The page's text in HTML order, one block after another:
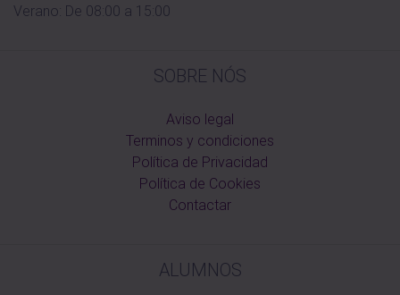
Verano: De 08:00 a 15:00
SOBRE NÓS
Aviso legal
Terminos y condiciones
Política de Privacidad
Política de Cookies
Contactar
ALUMNOS